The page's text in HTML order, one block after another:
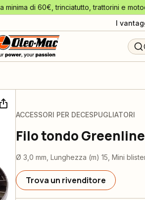
minima di 60€, trinciatutto, trattorini e
I
ACCESSORI PER DECESPUGLIATORI
Filo tondo Greenline
Ø 3,0 mm, Lunghezza (m) 15, Mini
Trova un rivenditore